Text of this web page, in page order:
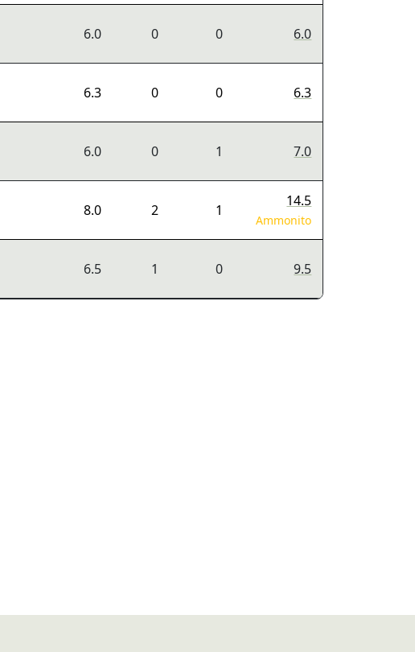
6.0 0 0 6.0
6.3 0 0 6.3
6.0 0 1 7.0
8.0 2 1
14.5
Ammonito
6.5 1 0 9.5